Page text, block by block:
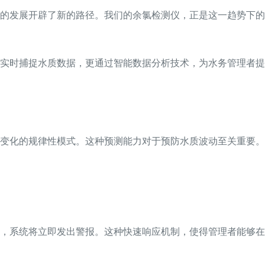
展开辟了新的路径。我们的余氯检测仪，正是这一趋势下
时捕捉水质数据，更通过智能数据分析技术，为水务管理者
化的规律性模式。这种预测能力对于预防水质波动至关重要
系统将立即发出警报。这种快速响应机制，使得管理者能够